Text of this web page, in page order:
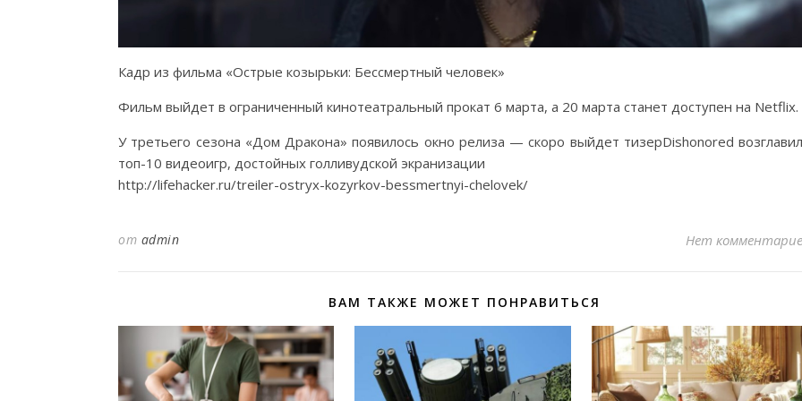
Кадр из фильма «Острые козырьки: Бессмертный человек»
Фильм выйдет в ограниченный кинотеатральный прокат 6 марта, а 20 марта станет доступен на Netflix.
У третьего сезона «Дом Дракона» появилось окно релиза — скоро выйдет тизерDishonored
топ-10 видеоигр, достойных голливудской экранизации
http://lifehacker.ru/treiler-ostryx-kozyrkov-bessmertnyi-chelovek/
от admin Нет
ВАМ ТАКЖЕ МОЖЕТ ПОНРАВИТЬСЯ